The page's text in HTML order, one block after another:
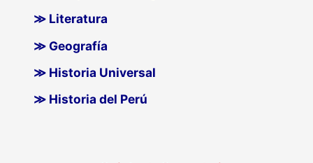
≫ Literatura
≫ Geografía
≫ Historia Universal
≫ Historia del Perú